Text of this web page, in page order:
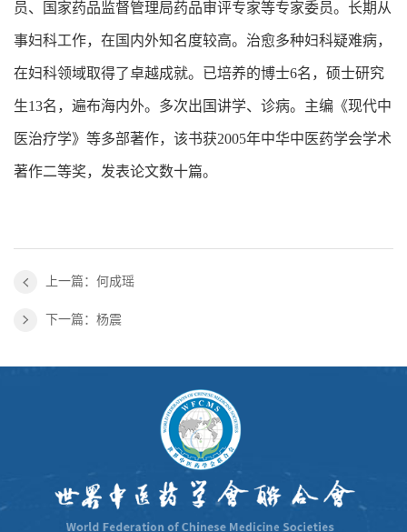
员、国家药品监督管理局药品审评专家等专家委员。长期从
事妇科工作，在国内外知名度较高。治愈多种妇科疑难病，
在妇科领域取得了卓越成就。已培养的博士6名，硕士研究
生13名，遍布海内外。多次出国讲学、诊病。主编《现代中
医治疗学》等多部著作，该书获2005年中华中医药学会学术
著作二等奖，发表论文数十篇。
上一篇：何成瑶
下一篇：杨震